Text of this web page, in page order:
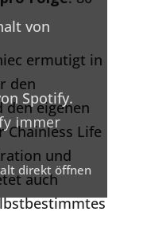
von
Spotify.
immer
direkt öffnen
ermutigt in
den
den eigenen
Life
und
auch